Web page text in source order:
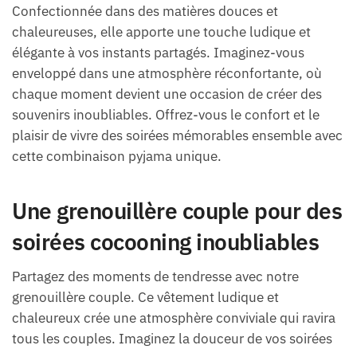
Confectionnée dans des matières douces et
chaleureuses, elle apporte une touche ludique et
élégante à vos instants partagés. Imaginez-vous
enveloppé dans une atmosphère réconfortante, où
chaque moment devient une occasion de créer des
souvenirs inoubliables. Offrez-vous le confort et le
plaisir de vivre des soirées mémorables ensemble avec
cette combinaison pyjama unique.
Une grenouillère couple pour des
soirées cocooning inoubliables
Partagez des moments de tendresse avec notre
grenouillère couple. Ce vêtement ludique et
chaleureux crée une atmosphère conviviale qui ravira
tous les couples. Imaginez la douceur de vos soirées